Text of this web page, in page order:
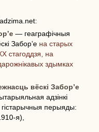
— геаграфічныя
Забор’е на старых
стагоддзя, на
здымках
вёскі Забор’е
адзінкі
гістарычныя перыяды:
я),